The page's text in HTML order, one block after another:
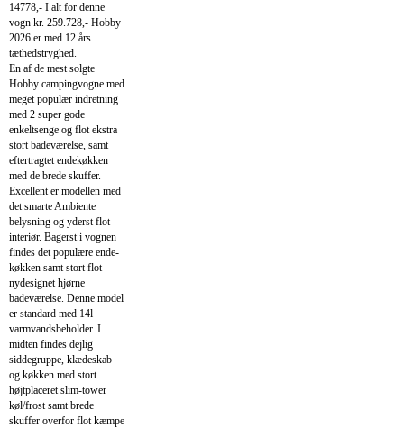
14778,- I alt for denne
vogn kr. 259.728,- Hobby
2026 er med 12 års
tæthedstryghed.
En af de mest solgte
Hobby campingvogne med
meget populær indretning
med 2 super gode
enkeltsenge og flot ekstra
stort badeværelse, samt
eftertragtet endekøkken
med de brede skuffer.
Excellent er modellen med
det smarte Ambiente
belysning og yderst flot
interiør. Bagerst i vognen
findes det populære ende-
køkken samt stort flot
nydesignet hjørne
badeværelse. Denne model
er standard med 14l
varmvandsbeholder. I
midten findes dejlig
siddegruppe, klædeskab
og køkken med stort
højtplaceret slim-tower
køl/frost samt brede
skuffer overfor flot kæmpe